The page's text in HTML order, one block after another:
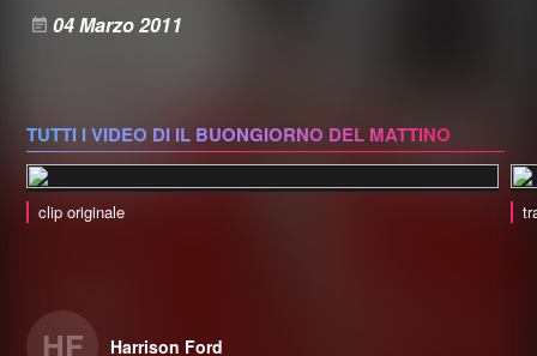
04 Marzo 2011
TUTTI I VIDEO DI IL BUONGIORNO DEL MATTINO
clip originale
HF Harrison Ford